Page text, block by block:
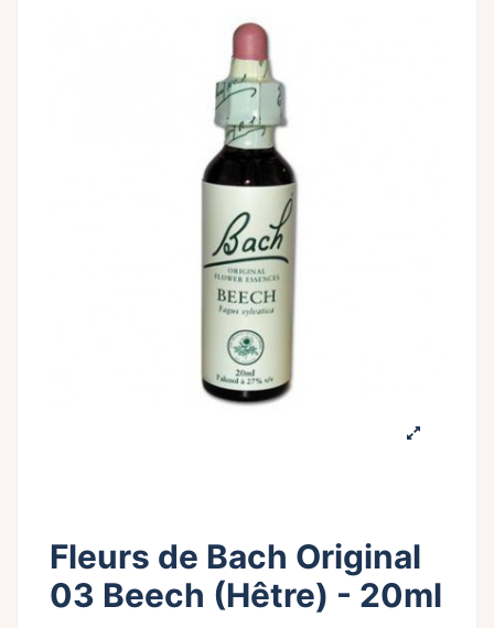
Fleurs de Bach Original
03 Beech (Hêtre) - 20ml